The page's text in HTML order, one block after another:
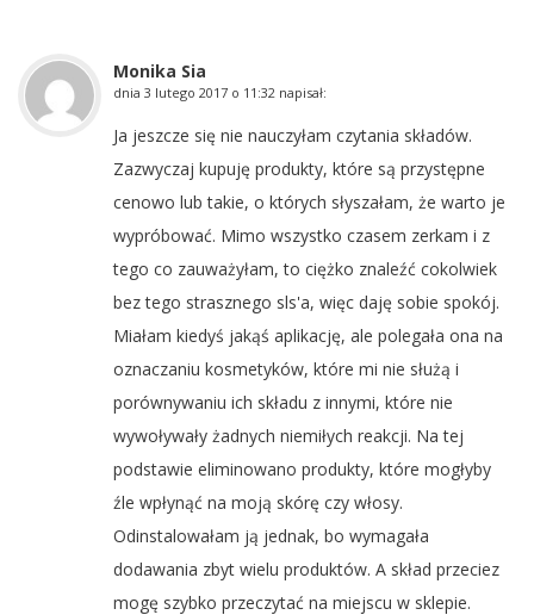
Monika Sia
dnia 3 lutego 2017 o 11:32 napisał:
Ja jeszcze się nie nauczyłam czytania składów.
Zazwyczaj kupuję produkty, które są przystępne
cenowo lub takie, o których słyszałam, że warto je
wypróbować. Mimo wszystko czasem zerkam i z
tego co zauważyłam, to ciężko znaleźć cokolwiek
bez tego strasznego sls'a, więc daję sobie spokój.
Miałam kiedyś jakąś aplikację, ale polegała ona na
oznaczaniu kosmetyków, które mi nie służą i
porównywaniu ich składu z innymi, które nie
wywoływały żadnych niemiłych reakcji. Na tej
podstawie eliminowano produkty, które mogłyby
źle wpłynąć na moją skórę czy włosy.
Odinstalowałam ją jednak, bo wymagała
dodawania zbyt wielu produktów. A skład przeciez
mogę szybko przeczytać na miejscu w sklepie.